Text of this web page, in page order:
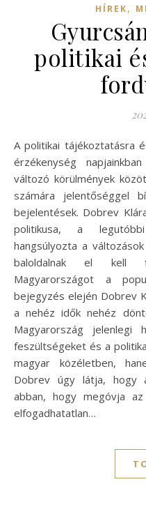
HÍREK,
politikai
A politikai tájékoztatásra és a közéleti eseményekre való
érzékenység
változó körülmények
számára jelentőséggel
bejelentések. Dobrev
politikusa, a
hangsúlyozta a
baloldalnak el kell
Magyarországot a
bejegyzés elején Dobrev
a nehéz idők nehéz
Magyarország jelenlegi
feszültségeket és a
magyar közéletben,
Dobrev úgy látja, hogy
abban, hogy megóvja
elfogadhatatlan…